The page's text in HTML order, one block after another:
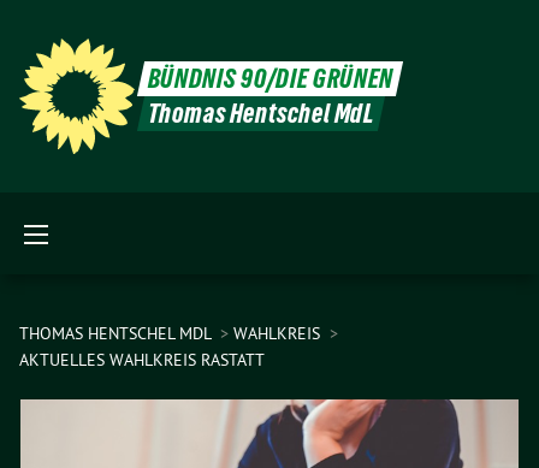
BÜNDNIS 90/DIE GRÜNEN
Thomas Hentschel MdL
THOMAS HENTSCHEL MDL
WAHLKREIS
AKTUELLES WAHLKREIS RASTATT